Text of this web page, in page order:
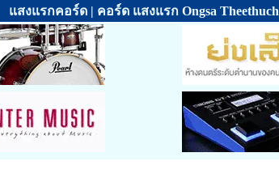
แสงแรกคอร์ด | คอร์ด แสงแรก Ongsa Theethuch